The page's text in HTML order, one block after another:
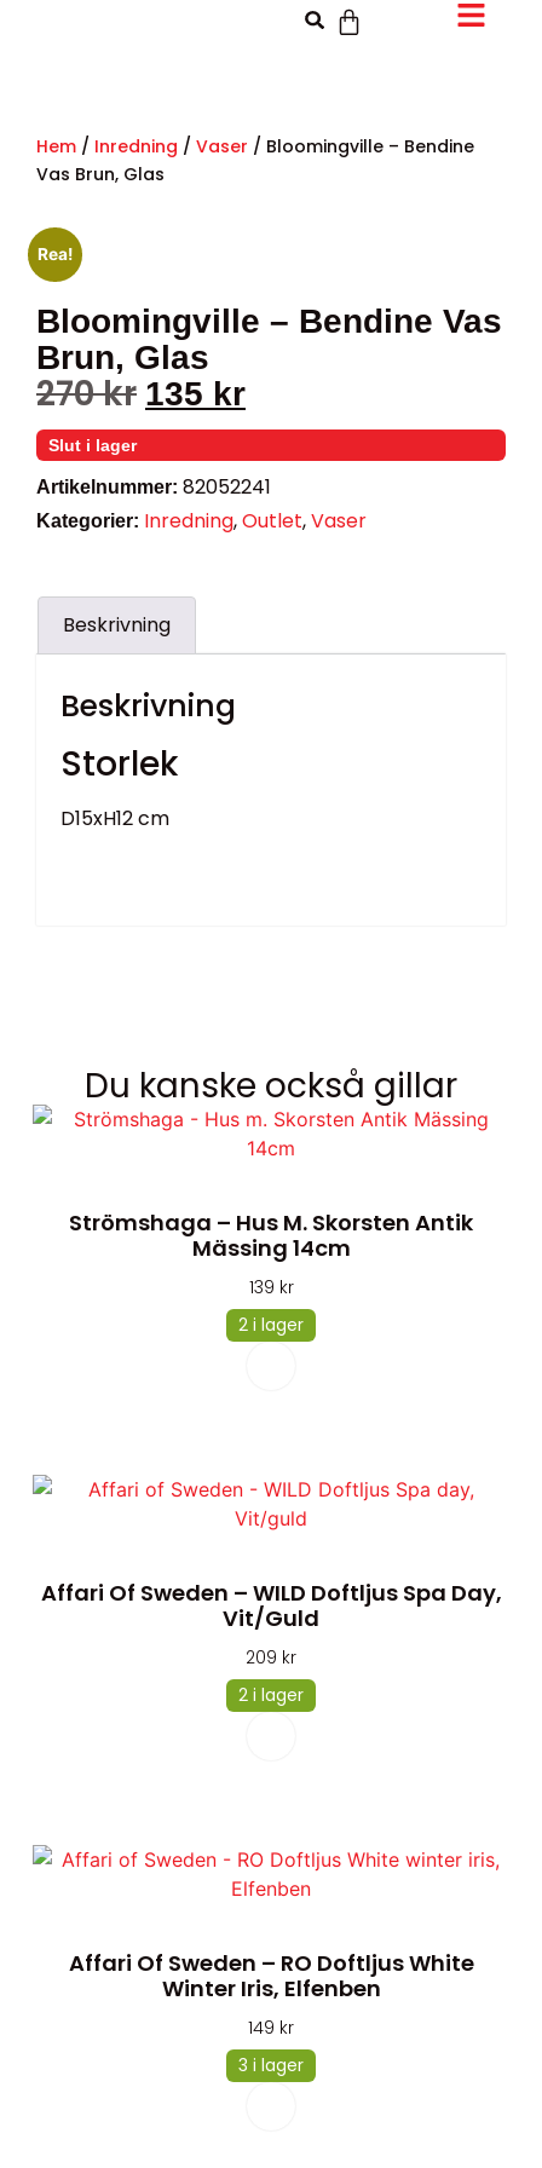
Hem / Inredning / Vaser / Bloomingville – Bendine
Vas Brun, Glas
Rea!
Bloomingville – Bendine Vas
Brun, Glas
270kr 135 kr
Slut i lager
Artikelnummer: 82052241
Kategorier: Inredning,Outlet,Vaser
Beskrivning
Beskrivning
Storlek
D15xH12 cm
Du kanske också gillar
Strömshaga – Hus M. Skorsten Antik
Mässing 14cm
139 kr
2 i lager
Affari Of Sweden – WILD Doftljus Spa Day,
Vit/guld
209 kr
2 i lager
Affari Of Sweden – RO Doftljus White
Winter Iris, Elfenben
149 kr
3 i lager